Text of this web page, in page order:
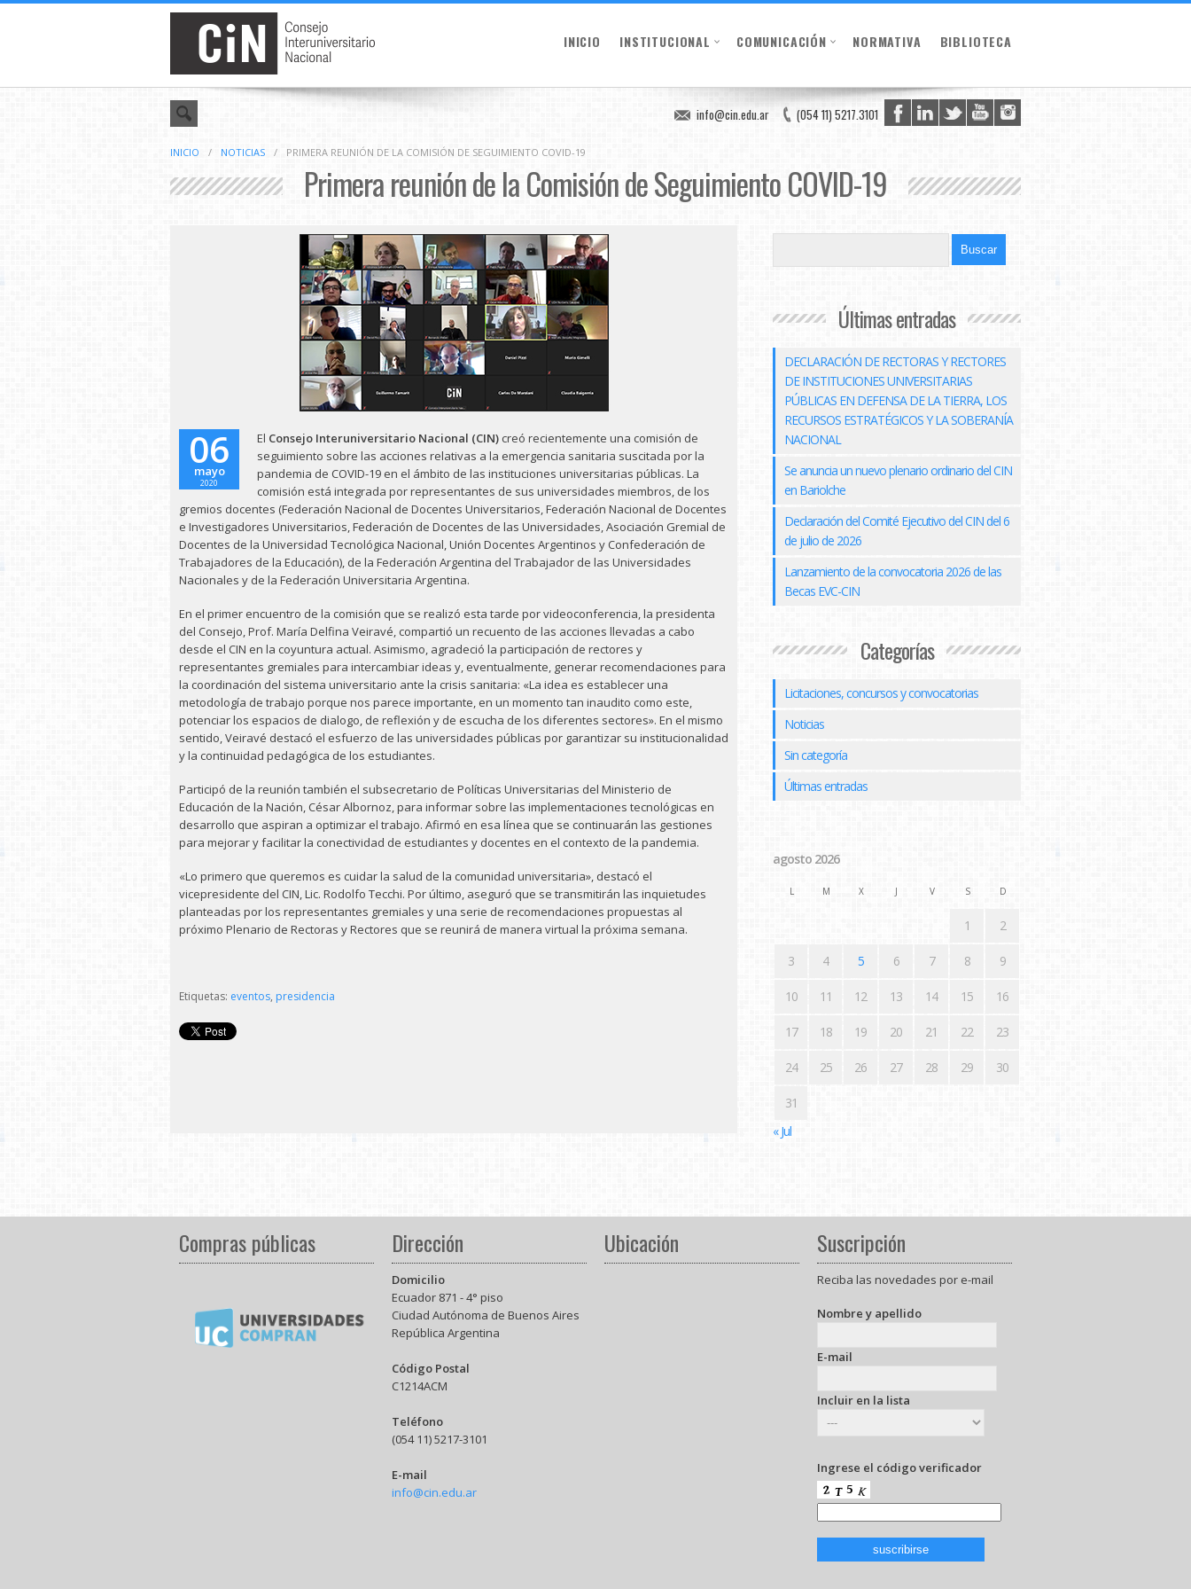
INICIO INSTITUCIONAL COMUNICACIÓN NORMATIVA BIBLIOTECA
(054 11) 5217.3101
info@cin.edu.ar
INICIO / NOTICIAS / PRIMERA REUNIÓN DE LA COMISIÓN DE SEGUIMIENTO COVID-19
Primera reunión de la Comisión de Seguimiento COVID-19
06
mayo
2020
El Consejo Interuniversitario Nacional (CIN) creó recientemente una comisión de
seguimiento sobre las acciones relativas a la emergencia sanitaria suscitada por la
pandemia de COVID-19 en el ámbito de las instituciones universitarias públicas. La
comisión está integrada por representantes de sus universidades miembros, de los
gremios docentes (Federación Nacional de Docentes Universitarios, Federación Nacional de Docentes
e Investigadores Universitarios, Federación de Docentes de las Universidades, Asociación Gremial de
Docentes de la Universidad Tecnológica Nacional, Unión Docentes Argentinos y Confederación de
Trabajadores de la Educación), de la Federación Argentina del Trabajador de las Universidades
Nacionales y de la Federación Universitaria Argentina.
En el primer encuentro de la comisión que se realizó esta tarde por videoconferencia, la presidenta
del Consejo, Prof. María Delfina Veiravé, compartió un recuento de las acciones llevadas a cabo
desde el CIN en la coyuntura actual. Asimismo, agradeció la participación de rectores y
representantes gremiales para intercambiar ideas y, eventualmente, generar recomendaciones para
la coordinación del sistema universitario ante la crisis sanitaria: «La idea es establecer una
metodología de trabajo porque nos parece importante, en un momento tan inaudito como este,
potenciar los espacios de dialogo, de reflexión y de escucha de los diferentes sectores». En el mismo
sentido, Veiravé destacó el esfuerzo de las universidades públicas por garantizar su institucionalidad
y la continuidad pedagógica de los estudiantes.
Participó de la reunión también el subsecretario de Políticas Universitarias del Ministerio de
Educación de la Nación, César Albornoz, para informar sobre las implementaciones tecnológicas en
desarrollo que aspiran a optimizar el trabajo. Afirmó en esa línea que se continuarán las gestiones
para mejorar y facilitar la conectividad de estudiantes y docentes en el contexto de la pandemia.
«Lo primero que queremos es cuidar la salud de la comunidad universitaria», destacó el
vicepresidente del CIN, Lic. Rodolfo Tecchi. Por último, aseguró que se transmitirán las inquietudes
planteadas por los representantes gremiales y una serie de recomendaciones propuestas al
próximo Plenario de Rectoras y Rectores que se reunirá de manera virtual la próxima semana.
Etiquetas: eventos, presidencia
Últimas entradas
DECLARACIÓN DE RECTORAS Y RECTORES
DE INSTITUCIONES UNIVERSITARIAS
PÚBLICAS EN DEFENSA DE LA TIERRA, LOS
RECURSOS ESTRATÉGICOS Y LA SOBERANÍA
NACIONAL
Se anuncia un nuevo plenario ordinario del CIN
en Bariolche
Declaración del Comité Ejecutivo del CIN del 6
de julio de 2026
Lanzamiento de la convocatoria 2026 de las
Becas EVC-CIN
Categorías
Licitaciones, concursos y convocatorias
Noticias
Sin categoría
Últimas entradas
agosto 2026
L M X J V S D
1 2
3 4 5 6 7 8 9
10 11 12 13 14 15 16
17 18 19 20 21 22 23
24 25 26 27 28 29 30
31
« Jul
Compras públicas Dirección
Domicilio
Ecuador 871 - 4° piso
Ciudad Autónoma de Buenos Aires
República Argentina
Código Postal
C1214ACM
Teléfono
(054 11) 5217-3101
E-mail
info@cin.edu.ar
Ubicación Suscripción
Reciba las novedades por e-mail
Nombre y apellido
E-mail
Incluir en la lista
Ingrese el código verificador